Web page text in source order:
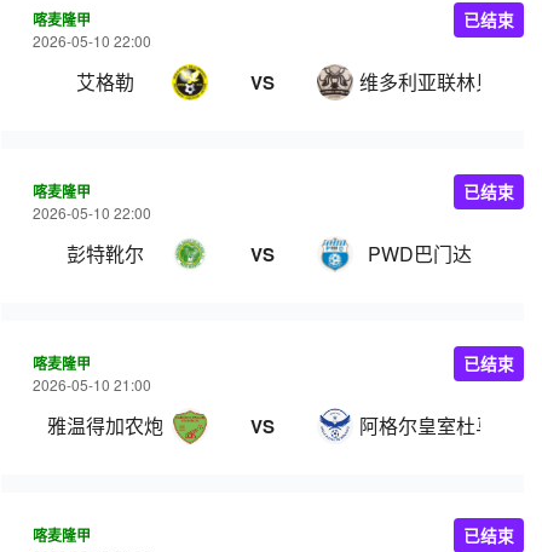
喀麦隆甲
2026-05-10 22:00
艾格勒 VS 维多利亚联林贝
已结束
喀麦隆甲
2026-05-10 22:00
彭特靴尔 VS PWD巴门达
已结束
喀麦隆甲
2026-05-10 21:00
雅温得加农炮 VS 阿格尔皇室杜马
已结束
喀麦隆甲 已结束